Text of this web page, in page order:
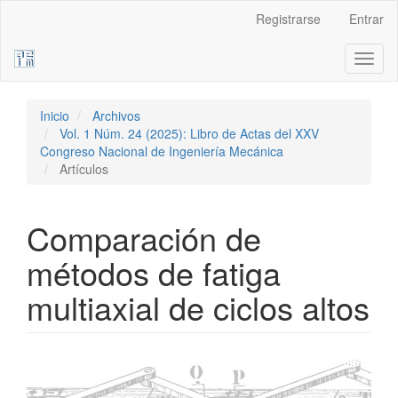
Barra
Registrarse Entrar
Inicio
Archivos
Vol. 1 Núm. 24 (2025): Libro de Actas del XXV
Congreso Nacional de Ingeniería Mecánica
Artículos
Comparación de
métodos de fatiga
multiaxial de ciclos altos